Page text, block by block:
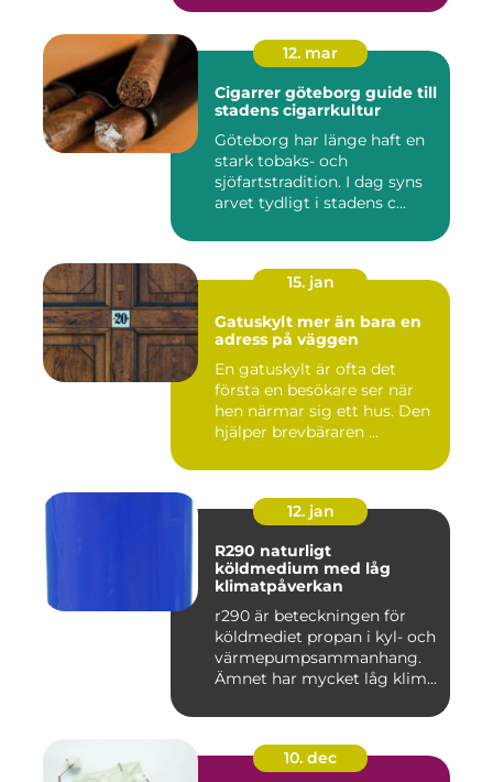
12. mar
Cigarrer göteborg guide till
stadens cigarrkultur
Göteborg har länge haft en
stark tobaks- och
sjöfartstradition. I dag syns
arvet tydligt i stadens c...
15. jan
Gatuskylt mer än bara en
adress på väggen
En gatuskylt är ofta det
första en besökare ser när
hen närmar sig ett hus. Den
hjälper brevbäraren ...
12. jan
R290 naturligt
köldmedium med låg
klimatpåverkan
r290 är beteckningen för
köldmediet propan i kyl- och
värmepumpsammanhang.
Ämnet har mycket låg klim...
10. dec